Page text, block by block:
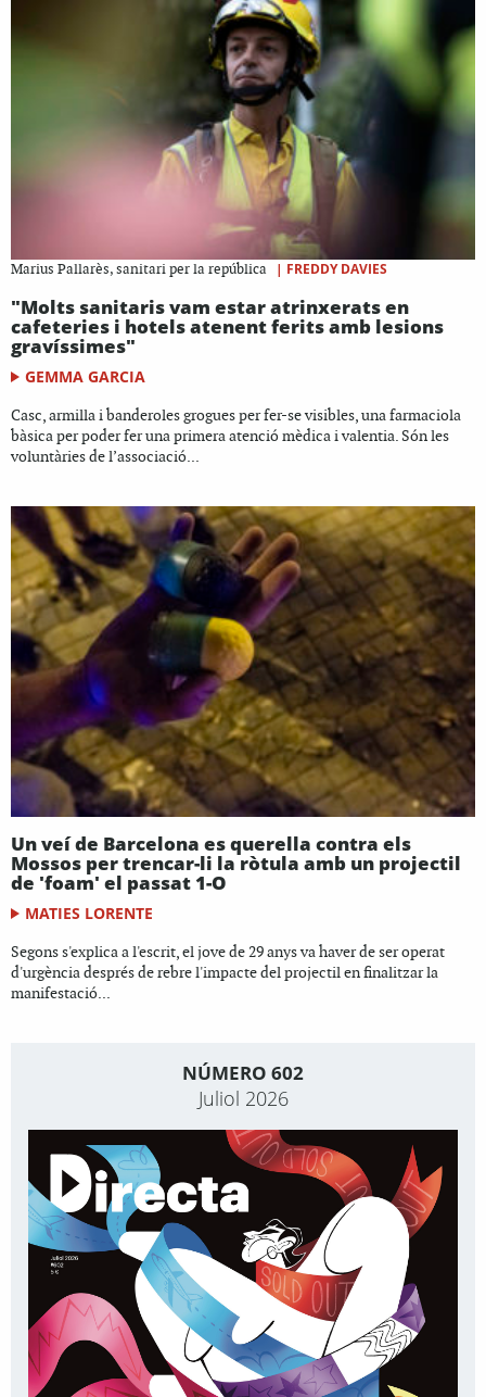
Marius Pallarès, sanitari per la república | FREDDY DAVIES
"Molts sanitaris vam estar atrinxerats en
cafeteries i hotels atenent ferits amb lesions
gravíssimes"
GEMMA GARCIA
Casc, armilla i banderoles grogues per fer-se visibles, una farmaciola
bàsica per poder fer una primera atenció mèdica i valentia. Són les
voluntàries de l’associació...
Un veí de Barcelona es querella contra els
Mossos per trencar-li la ròtula amb un projectil
de 'foam' el passat 1-O
MATIES LORENTE
Segons s'explica a l'escrit, el jove de 29 anys va haver de ser operat
d'urgència després de rebre l'impacte del projectil en finalitzar la
manifestació...
NÚMERO 602
Juliol 2026